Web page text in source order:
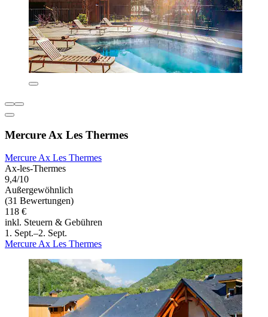
Mercure Ax Les Thermes
Mercure Ax Les Thermes
Ax-les-Thermes
9,4/10
Außergewöhnlich
(31 Bewertungen)
118 €
inkl. Steuern & Gebühren
1. Sept.–2. Sept.
Mercure Ax Les Thermes